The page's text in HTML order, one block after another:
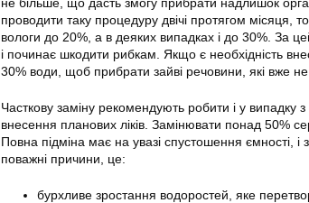
проводити таку процедуру двічі протягом місяця,
вологи до 20%, а в деяких випадках і до 30%. За
і починає шкодити рибкам. Якщо є необхідність
30% води, щоб прибрати зайві речовини, які вже не
Часткову заміну рекомендують робити і у випадку
внесення планових ліків. Замінювати понад 50%
Повна підміна має на увазі спустошення ємності, і
поважні причини, це:
бурхливе зростання водоростей, яке